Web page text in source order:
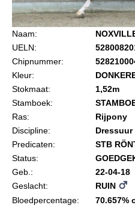
Import registratie
Veulenregistratie
I&R Registratie
Formulier overschrijven op
Animal Health Regulation
Gids voor Goede Praktijken
Veel gestelde vragen
Naam:
UELN:
Chipnummer:
Kleur:
Stokmaat:
1,52m
Stamboek:
Ras:
Rijpony
Discipline:
Dressuur
Predicaten:
STB
Status:
Geb.:
22-04-18
Geslacht:
RUIN
Bloedpercentage:
70.657%